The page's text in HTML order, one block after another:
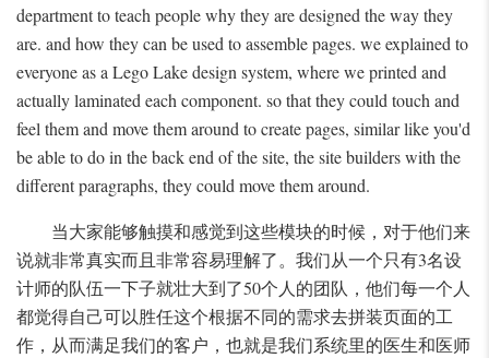
department to teach people why they are designed the way they
are. and how they can be used to assemble pages. we explained to
everyone as a Lego Lake design system, where we printed and
actually laminated each component. so that they could touch and
feel them and move them around to create pages, similar like you'd
be able to do in the back end of the site, the site builders with the
different paragraphs, they could move them around.
当大家能够触摸和感觉到这些模块的时候，对于他们来
说就非常真实而且非常容易理解了。我们从一个只有3名设
计师的队伍一下子就壮大到了50个人的团队，他们每一个人
都觉得自己可以胜任这个根据不同的需求去拼装页面的工
作，从而满足我们的客户，也就是我们系统里的医生和医师